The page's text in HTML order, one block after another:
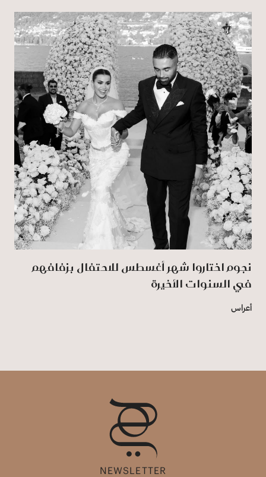
نجوم اختاروا شهر أغسطس للاحتفال بزفافهم
في السنوات الأخيرة
أعراس
NEWSLETTER